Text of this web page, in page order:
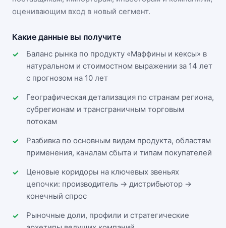
оценивающим вход в новый сегмент.
Какие данные вы получите
Баланс рынка по продукту «Маффины и кексы» в
натуральном и стоимостном выражении за 14 лет
с прогнозом на 10 лет
Географическая детализация по странам региона,
субрегионам и трансграничным торговым
потокам
Разбивка по основным видам продукта, областям
применения, каналам сбыта и типам покупателей
Ценовые коридоры на ключевых звеньях
цепочки: производитель → дистрибьютор →
конечный спрос
Рыночные доли, профили и стратегические